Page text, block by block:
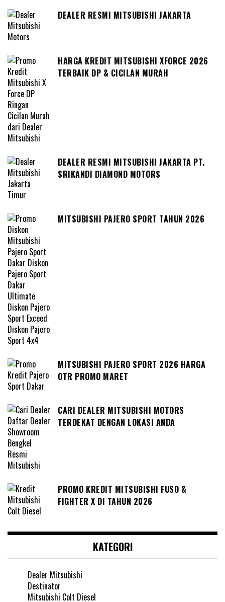
DEALER RESMI MITSUBISHI JAKARTA
HARGA KREDIT MITSUBISHI XFORCE 2026
TERBAIK DP & CICILAN MURAH
DEALER RESMI MITSUBISHI JAKARTA PT.
SRIKANDI DIAMOND MOTORS
MITSUBISHI PAJERO SPORT TAHUN 2026
MITSUBISHI PAJERO SPORT 2026 HARGA
OTR PROMO MARET
CARI DEALER MITSUBISHI MOTORS
TERDEKAT DENGAN LOKASI ANDA
PROMO KREDIT MITSUBISHI FUSO &
FIGHTER X DI TAHUN 2026
KATEGORI
Dealer Mitsubishi
Destinator
Mitsubishi Colt Diesel